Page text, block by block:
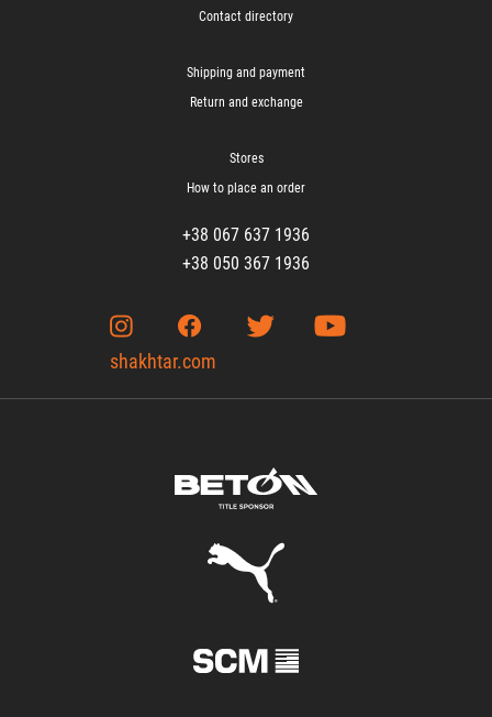
Contact directory
Shipping and payment
Return and exchange
Stores
How to place an order
+38 067 637 1936
+38 050 367 1936
shakhtar.com